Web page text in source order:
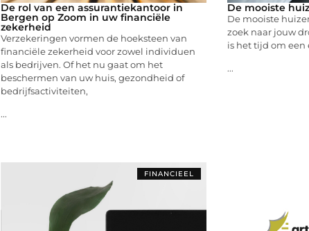
De rol van een assurantiekantoor in
Bergen op Zoom in uw financiële
zekerheid
Verzekeringen vormen de hoeksteen van
financiële zekerheid voor zowel individuen
als bedrijven. Of het nu gaat om het
beschermen van uw huis, gezondheid of
bedrijfsactiviteiten,
...
De mooiste
De mooiste
zoek naar jouw
is het tijd om een
...
FINANCIEEL